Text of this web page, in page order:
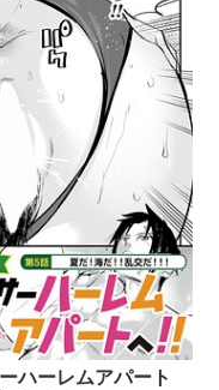
ハーレムアパート